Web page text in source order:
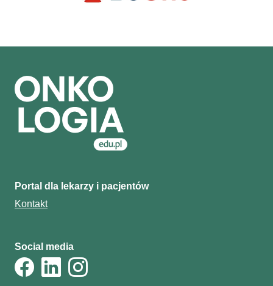
Portal dla lekarzy i pacjentów
Kontakt
Social media